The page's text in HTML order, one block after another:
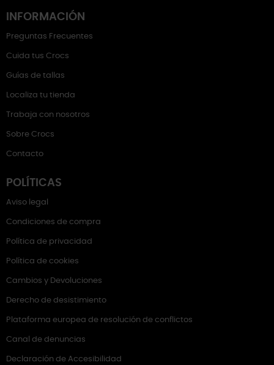
INFORMACIÓN
Preguntas Frecuentes
Cuida tus Crocs
Guías de tallas
Localiza tu tienda
Trabaja con nosotros
Sobre Crocs
Contacto
POLÍTICAS
Aviso legal
Condiciones de compra
Política de privacidad
Política de cookies
Cambios y Devoluciones
Derecho de desistimiento
Plataforma europea de resolución de conflictos
Canal de denuncias
Declaración de Accesibilidad